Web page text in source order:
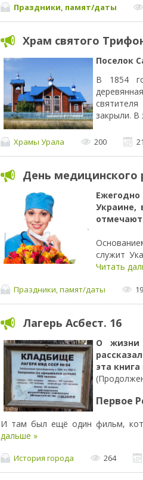
Праздники, памят/даты
Храм святого
Поселок
В 1854
закрыли. В
Храмы Урала 200
День медицинского
Украине,
служит
Читать
Праздники, памят/даты
Лагерь Асбест. 16
О жизни
эта
Первое
И там был ещё один фильм,
дальше »
История города 264